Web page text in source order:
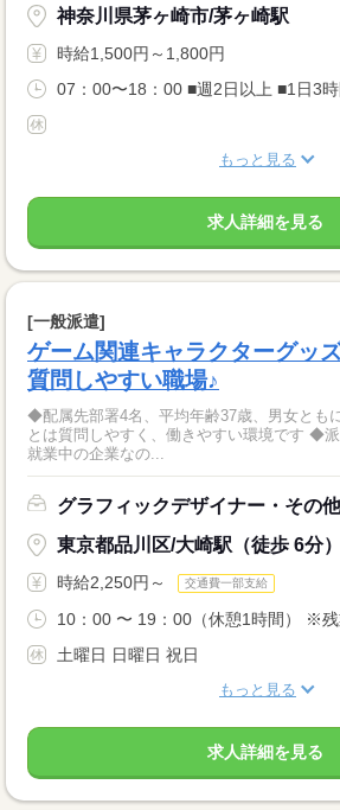
神奈川県茅ヶ崎市/茅ヶ崎駅
時給1,500円～1,800円
07：00〜18：00 ■週2日以上 ■1日3時
もっと見る
求人詳細を見る
[一般派遣]
ゲーム関連キャラクターグッ
質問しやすい職場♪
◆配属先部署4名、平均年齢37歳、男女とも
とは質問しやすく、働きやすい環境です ◆
就業中の企業なの...
グラフィックデザイナー・その
東京都品川区/大崎駅（徒歩 6分）
時給2,250円～ 交通費一部支給
10：00 〜 19：00（休憩1時間） ※残
土曜日 日曜日 祝日
もっと見る
求人詳細を見る